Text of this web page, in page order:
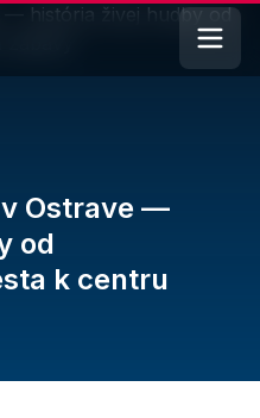
Ostrave —
od
k centru